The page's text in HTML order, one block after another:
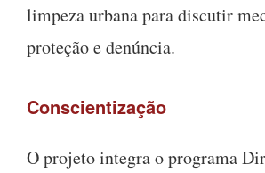
limpeza urbana para discutir
proteção e denúncia.
Conscientização
O projeto integra o programa